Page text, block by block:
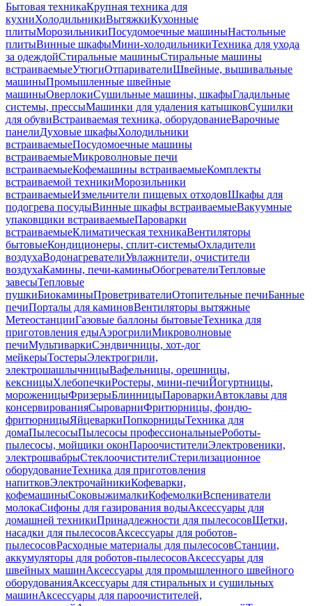
Бытовая техникаКрупная техника для
кухниХолодильникиВытяжкиКухонные
плитыМорозильникиПосудомоечные машиныНастольные
плитыВинные шкафыМини-холодильникиТехника для ухода
за одеждойСтиральные машиныСтиральные машины
встраиваемыеУтюгиОтпаривателиШвейные, вышивальные
машиныПромышленные швейные
машиныОверлокиСушильные машины, шкафыГладильные
системы, прессыМашинки для удаления катышковСушилки
для обувиВстраиваемая техника, оборудованиеВарочные
панелиДуховые шкафыХолодильники
встраиваемыеПосудомоечные машины
встраиваемыеМикроволновые печи
встраиваемыеКофемашины встраиваемыеКомплекты
встраиваемой техникиМорозильники
встраиваемыеИзмельчители пищевых отходовШкафы для
подогрева посудыВинные шкафы встраиваемыеВакуумные
упаковщики встраиваемыеПароварки
встраиваемыеКлиматическая техникаВентиляторы
бытовыеКондиционеры, сплит-системыОхладители
воздухаВодонагревателиУвлажнители, очистители
воздухаКамины, печи-каминыОбогревателиТепловые
завесыТепловые
пушкиБиокаминыПроветривателиОтопительные печиБанные
печиПорталы для каминовВентиляторы вытяжные
МетеостанцииГазовые баллоны бытовыеТехника для
приготовления едыАэрогрилиМикроволновые
печиМультиваркиСэндвичницы, хот-дог
мейкерыТостерыЭлектрогрили,
электрошашлычницыВафельницы, орешницы,
кексницыХлебопечкиРостеры, мини-печиЙогуртницы,
мороженицыФризерыБлинницыПароваркиАвтоклавы для
консервированияСыроварниФритюрницы, фондю-
фритюрницыЯйцеваркиПопкорницыТехника для
домаПылесосыПылесосы профессиональныеРоботы-
пылесосы, мойщики оконПароочистителиЭлектровеники,
электрошвабрыСтеклоочистителиСтерилизационное
оборудованиеТехника для приготовления
напитковЭлектрочайникиКофеварки,
кофемашиныСоковыжималкиКофемолкиВспениватели
молокаСифоны для газирования водыАксессуары для
домашней техникиПринадлежности для пылесосовЩетки,
насадки для пылесосовАксессуары для роботов-
пылесосовРасходные материалы для пылесосовСтанции,
аккумуляторы для роботов-пылесосовАксессуары для
швейных машинАксессуары для промышленного швейного
оборудованияАксессуары для стиральных и сушильных
машинАксессуары для пароочистителей,